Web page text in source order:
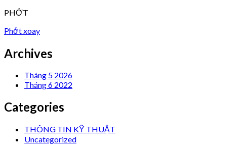
PHỚT
Phớt xoay
Archives
Tháng 5 2026
Tháng 6 2022
Categories
THÔNG TIN KỸ THUẬT
Uncategorized